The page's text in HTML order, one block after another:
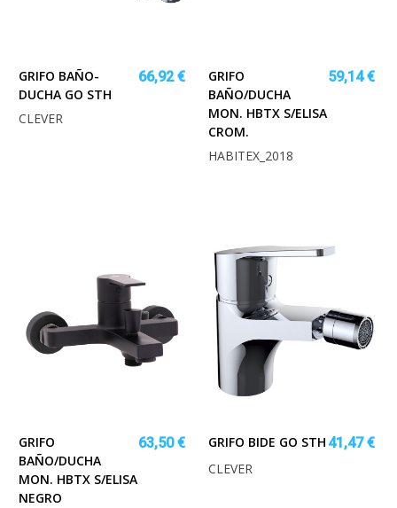
GRIFO BAÑO-
DUCHA GO STH
66,92 €
CLEVER
GRIFO
BAÑO/DUCHA
MON. HBTX S/ELISA
CROM.
59,14 €
HABITEX_2018
GRIFO
BAÑO/DUCHA
MON. HBTX S/ELISA
NEGRO
63,50 € GRIFO BIDE GO STH 41,47 €
CLEVER